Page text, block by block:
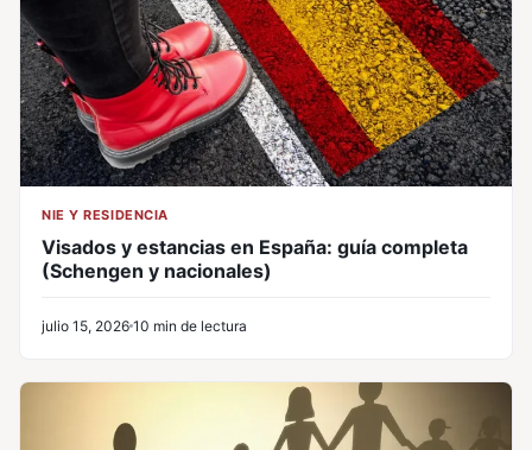
NIE Y RESIDENCIA
Visados y estancias en España: guía completa
(Schengen y nacionales)
julio 15, 2026 10 min de lectura